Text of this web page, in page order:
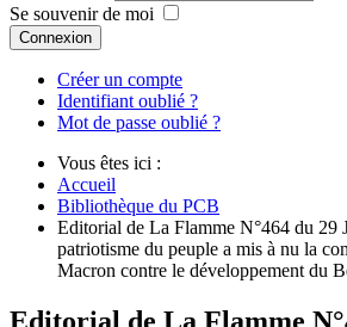
Se souvenir de moi
Connexion
Créer un compte
Identifiant oublié ?
Mot de passe oublié ?
Vous êtes ici :
Accueil
Bibliothèque du PCB
Editorial de La Flamme N°464 du 29
patriotisme du peuple a mis à nu la
Macron contre le développement du